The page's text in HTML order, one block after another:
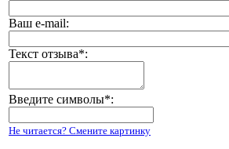
Ваш e-mail:
Текст отзыва*:
Введите символы*:
Не читается? Смените картинку